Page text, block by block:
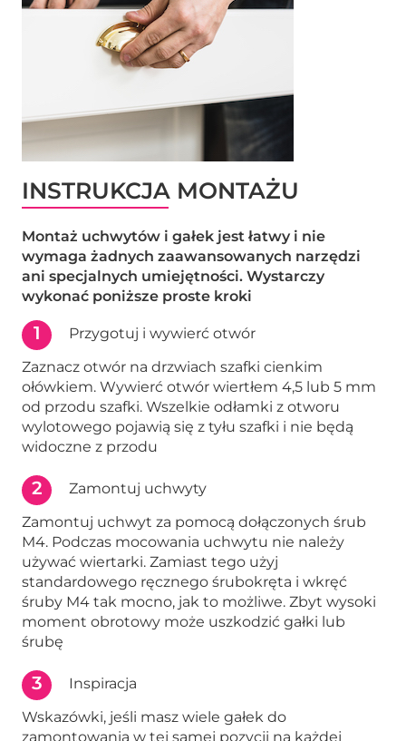
INSTRUKCJA MONTAŻU
Montaż uchwytów i gałek jest łatwy i nie
wymaga żadnych zaawansowanych narzędzi
ani specjalnych umiejętności. Wystarczy
wykonać poniższe proste kroki
1
Przygotuj i wywierć otwór
Zaznacz otwór na drzwiach szafki cienkim
ołówkiem. Wywierć otwór wiertłem 4,5 lub 5 mm
od przodu szafki. Wszelkie odłamki z otworu
wylotowego pojawią się z tyłu szafki i nie będą
widoczne z przodu
2
Zamontuj uchwyty
Zamontuj uchwyt za pomocą dołączonych śrub
M4. Podczas mocowania uchwytu nie należy
używać wiertarki. Zamiast tego użyj
standardowego ręcznego śrubokręta i wkręć
śruby M4 tak mocno, jak to możliwe. Zbyt wysoki
moment obrotowy może uszkodzić gałki lub
śrubę
3
Inspiracja
Wskazówki, jeśli masz wiele gałek do
zamontowania w tej samej pozycji na każdej